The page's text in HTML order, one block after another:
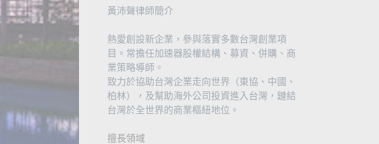
黃沛聲律師簡介
熱愛創設新企業，參與落實多數台灣創業項
目。常擔任加速器股權結構、募資、併購、商
業策略導師。
致力於協助台灣企業走向世界（東協、中國、
柏林），及幫助海外公司投資進入台灣，鏈結
台灣於全世界的商業樞紐地位。
擅長領域